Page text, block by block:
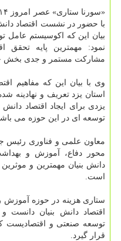
«سورنا ستاری» عصر امروز ۱۴ مردادماه، در جریان
با حضور در نشست اقتصاد
بیان این که اکوسیستم عامل
نمود: مهمترین پایه تحقق
مشارکت مستمر و جدی
وی با بیان این که مفاهیم
استان یزد تعریف و نهادینه
یزدی برای ایجاد اقتصاد
توسعه ای در این حوزه می
معاون علمی و فناوری رئیس
محور دفاع، آموزش و
دانش بنیان مهمترین و
است.
ستاری هزینه در حوزه آموزش
اقتصاد دانش بنیان
توسعه صنعتی و اقتصادیست
قرار گیرد.